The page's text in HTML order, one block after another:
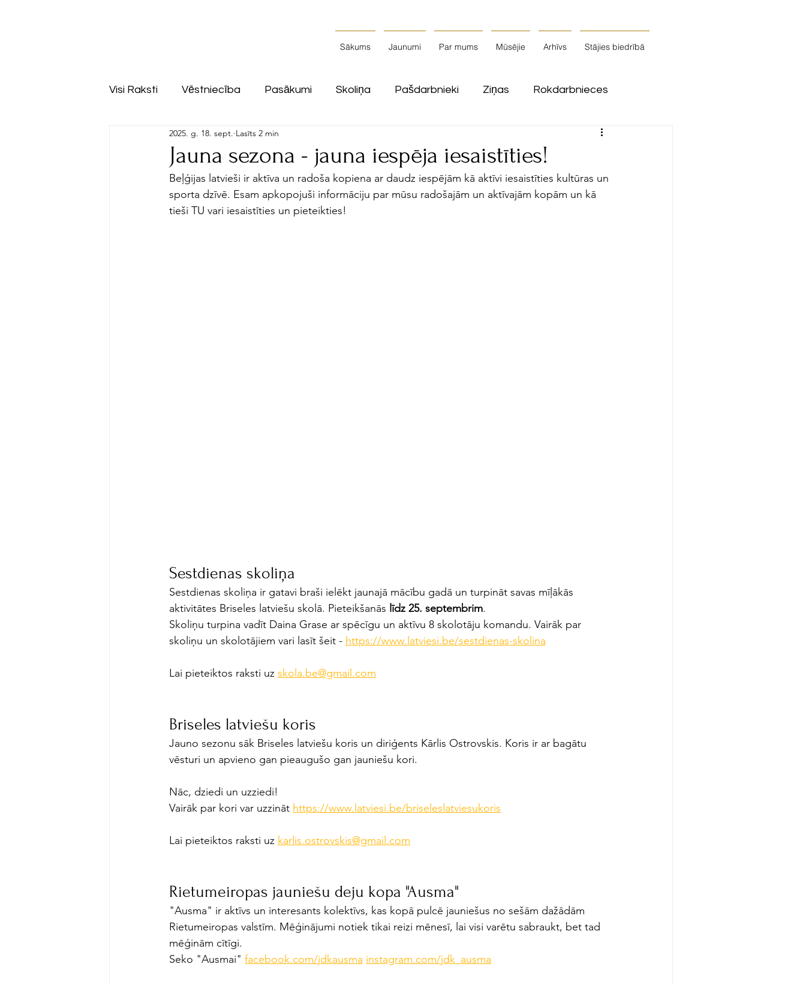
Sākums Jaunumi Par mums Mūsējie Arhīvs Stājies biedrībā
Visi Raksti Vēstniecība Pasākumi Skoliņa Pašdarbnieki Ziņas Rokdarbnieces
Jauna sezona - jauna iespēja iesaistīties!
2025. g. 18. sept. Lasīts 2 min
Beļģijas latvieši ir aktīva un radoša kopiena ar daudz iespējām kā aktīvi iesaistīties kultūras un
sporta dzīvē. Esam apkopojuši informāciju par mūsu radošajām un aktīvajām kopām un kā
tieši TU vari iesaistīties un pieteikties!
Sestdienas skoliņa
Sestdienas skoliņa ir gatavi braši ielēkt jaunajā mācību gadā un turpināt savas mīļākās
aktivitātes Briseles latviešu skolā. Pieteikšanās līdz 25. septembrim.
Skoliņu turpina vadīt Daina Grase ar spēcīgu un aktīvu 8 skolotāju komandu. Vairāk par
skoliņu un skolotājiem vari lasīt šeit - https://www.latviesi.be/sestdienas-skolina
Lai pieteiktos raksti uz skola.be@gmail.com
Briseles latviešu koris
Jauno sezonu sāk Briseles latviešu koris un diriģents Kārlis Ostrovskis. Koris ir ar bagātu
vēsturi un apvieno gan pieaugušo gan jauniešu kori.
Nāc, dziedi un uzziedi!
Vairāk par kori var uzzināt https://www.latviesi.be/briseleslatviesukoris
Lai pieteiktos raksti uz karlis.ostrovskis@gmail.com
Rietumeiropas jauniešu deju kopa "Ausma"
"Ausma" ir aktīvs un interesants kolektīvs, kas kopā pulcē jauniešus no sešām dažādām
Rietumeiropas valstīm. Mēģinājumi notiek tikai reizi mēnesī, lai visi varētu sabraukt, bet tad
mēģinām cītīgi.
Seko "Ausmai" facebook.com/jdkausma instagram.com/jdk_ausma